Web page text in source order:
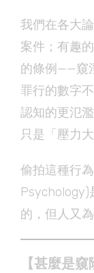
我們在各大
案件；有趣
的條例——窺
罪行的數字
認知的更氾
只是「壓力大
偷拍這種行
Psychology)
的，但人又
【甚麼是窺